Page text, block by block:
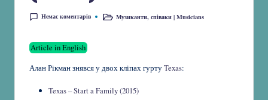
Немає коментарів Опубліковано
Музиканти, співаки | Musicians
Article in English
Алан Рікман знявся у двох кліпах гуртуTexas:
Texas – Start a Family (2015)